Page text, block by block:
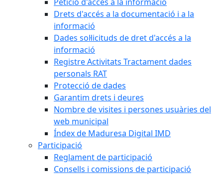
Drets d'accés a la documentació i a la
informació
Dades sol·licituds de dret d'accés a la
informació
Registre Activitats Tractament dades
personals RAT
Protecció de dades
Garantim drets i deures
Nombre de visites i persones usuàries del
web municipal
Índex de Maduresa Digital IMD
Participació
Reglament de participació
Consells i comissions de participació